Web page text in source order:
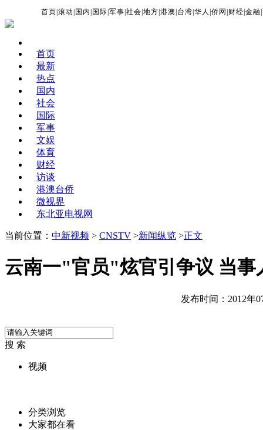
首页 |滚动 国内 国际 |军事 |社会 |地方 |港澳 台湾 |华人 |侨网 财经 |金融 |
首页
最新
热点
国内
社会
国际
军事
文娱
体育
财经
访谈
港澳台侨
微视界
东北亚电视网
当前位置： 中新视频 > CNSTV >新闻纵览 >正文
云南一"官员"炫官引争议 当事
发布时间：2012年
搜 索
视频
分类浏览
大家都在看